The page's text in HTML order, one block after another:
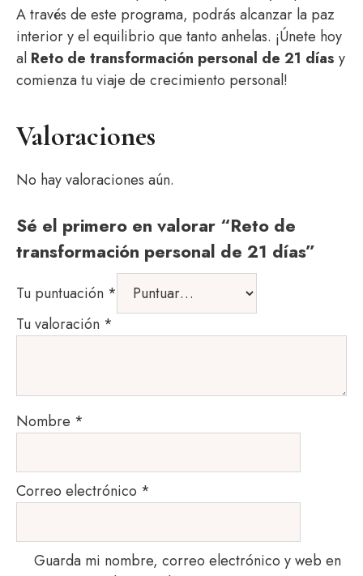
A través de este programa, podrás alcanzar la paz
interior y el equilibrio que tanto anhelas. ¡Únete hoy
al Reto de transformación personal de 21 días y
comienza tu viaje de crecimiento personal!
Valoraciones
No hay valoraciones aún.
Sé el primero en valorar “Reto de
transformación personal de 21 días”
Tu puntuación *
Tu valoración *
Nombre *
Correo electrónico *
Guarda mi nombre, correo electrónico y web en